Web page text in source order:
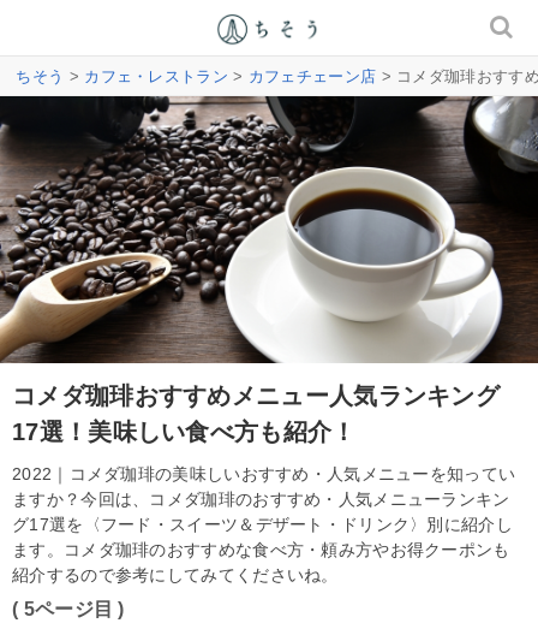
ちそう > カフェ・レストラン > カフェチェーン店 > コメダ珈琲おすす
コメダ珈琲おすすめメニュー人気ランキング
17選！美味しい食べ方も紹介！
2022｜コメダ珈琲の美味しいおすすめ・人気メニューを知ってい
ますか？今回は、コメダ珈琲のおすすめ・人気メニューランキン
グ17選を〈フード・スイーツ＆デザート・ドリンク〉別に紹介し
ます。コメダ珈琲のおすすめな食べ方・頼み方やお得クーポンも
紹介するので参考にしてみてくださいね。
( 5ページ目 )